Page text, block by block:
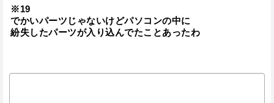
※19
でかいパーツじゃないけどパソコンの中に
紛失したパーツが入り込んでたことあったわ